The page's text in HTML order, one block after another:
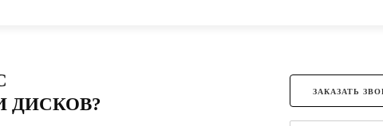
ДИСКОВ?
ЗАКАЗАТЬ